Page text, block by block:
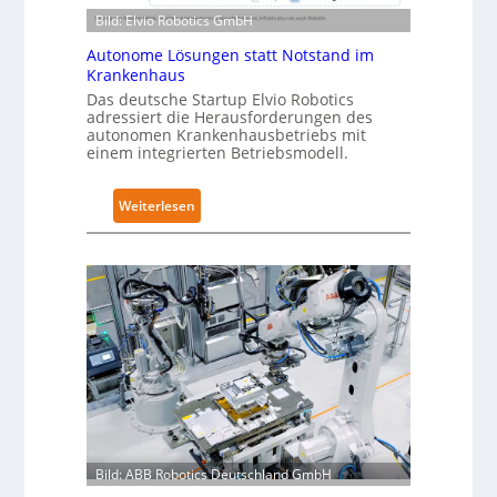
e
r
t
f
i
z
e
r
u
n
g
n
c
h
I
E
C
6
i
c
s
r
w
e
t
e
t
g
l
o
b
a
l
e
s
T
Bild: Elvio Robotics GmbH
Autonome Lösungen statt Notstand im
Krankenhaus
Das deutsche Startup Elvio Robotics
adressiert die Herausforderungen des
autonomen Krankenhausbetriebs mit
einem integrierten Betriebsmodell.
Weiterlesen
A
t
o
n
o
m
L
ö
s
u
Bild: ABB Robotics Deutschland GmbH